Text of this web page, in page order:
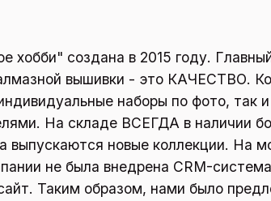
хобби" создана в 2015 году.
вышивки - это КАЧЕСТВО.
наборы по фото, так
На складе ВСЕГДА в наличии
выпускаются новые коллекции. На
не была внедрена CRM-
Таким образом, нами было